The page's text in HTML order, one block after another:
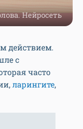
Нейросеть
действием.
с
часто
ларингите,